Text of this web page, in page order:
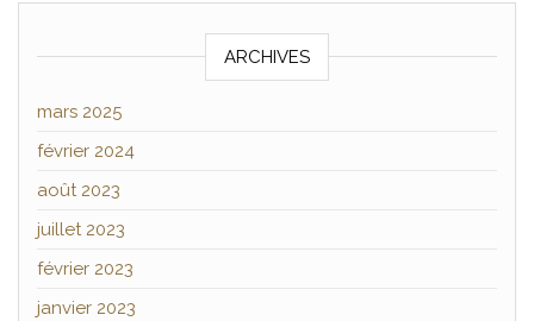
ARCHIVES
mars 2025
février 2024
août 2023
juillet 2023
février 2023
janvier 2023